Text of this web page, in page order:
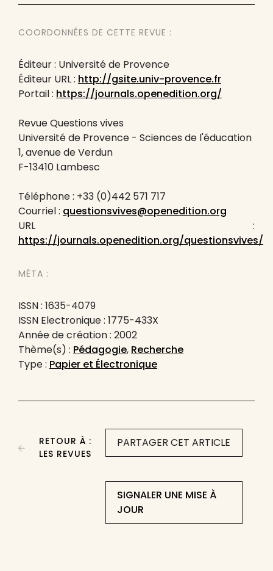
COORDONNÉES DE CETTE REVUE :
Éditeur : Université de Provence
Éditeur URL : http://gsite.univ-provence.fr
Portail : https://journals.openedition.org/
Revue Questions vives
Université de Provence - Sciences de l'éducation
1, avenue de Verdun
F-13410 Lambesc
Téléphone : +33 (0)442 571 717
Courriel : questionsvives@openedition.org
URL :
https://journals.openedition.org/questionsvives/
MÉTA :
ISSN : 1635-4079
ISSN Electronique : 1775-433X
Année de création : 2002
Thème(s) : Pédagogie, Recherche
Type : Papier et Électronique
PARTAGER CET ARTICLE
SIGNALER UNE MISE À
JOUR
RETOUR À :
LES REVUES